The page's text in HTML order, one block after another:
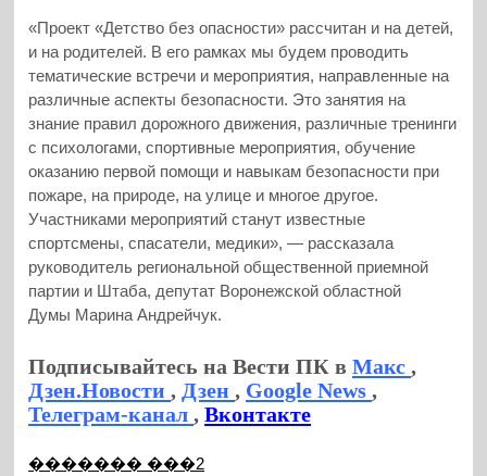
«Проект «Детство без опасности» рассчитан и на детей,
и на родителей. В его рамках мы будем проводить
тематические встречи и мероприятия, направленные на
различные аспекты безопасности. Это занятия на
знание правил дорожного движения, различные тренинги
с психологами, спортивные мероприятия, обучение
оказанию первой помощи и навыкам безопасности при
пожаре, на природе, на улице и многое другое.
Участниками мероприятий станут известные
спортсмены, спасатели, медики», — рассказала
руководитель региональной общественной приемной
партии и Штаба, депутат Воронежской областной
Думы Марина Андрейчук.
Подписывайтесь на Вести ПК вМакс,
Дзен.Новости, Дзен, Google News,
Телеграм-канал,Вконтакте
������� ���2